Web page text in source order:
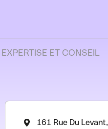
ET CONSEIL
161 Rue Du